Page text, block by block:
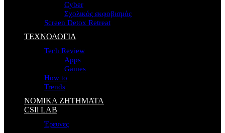
Cyber
Σχολικός εκφοβισμός
Screen Detox Retreat
ΤΕΧΝΟΛΟΓΙΑ
Tech Review
Apps
Games
How to
Trends
ΝΟΜΙΚΑ ΖΗΤΗΜΑΤΑ
CSIi LAB
Έρευνες